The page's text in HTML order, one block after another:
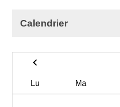
Calendrier
Lu Ma